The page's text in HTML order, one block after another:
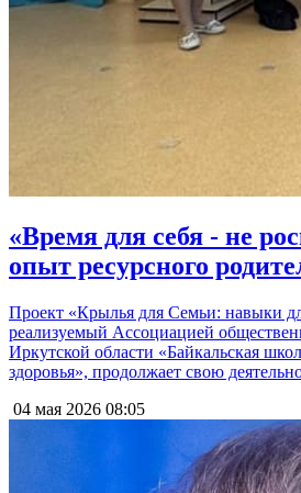
«Время для себя - не
опыт ресурсного
Проект «Крылья для Семьи: навыки
реализуемый Ассоциацией
Иркутской области «Байкальская
здоровья», продолжает свою
04 мая 2026 08:05